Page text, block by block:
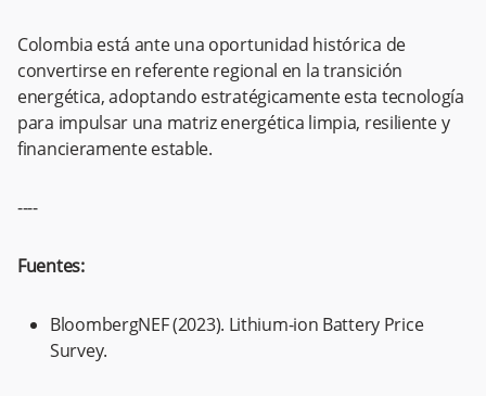
Colombia está ante una oportunidad histórica de
convertirse en referente regional en la transición
energética, adoptando estratégicamente esta tecnología
para impulsar una matriz energética limpia, resiliente y
financieramente estable.
----
Fuentes:
BloombergNEF (2023). Lithium-ion Battery Price
Survey.